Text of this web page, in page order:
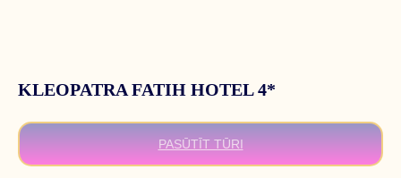
KLEOPATRA FATIH HOTEL 4*
PASŪTĪT TŪRI